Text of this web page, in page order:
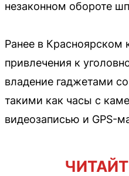
незаконном обороте
Ранее в Красноярском
привлечения к
владение гаджетами
такими как часы с
видеозаписью и GPS-